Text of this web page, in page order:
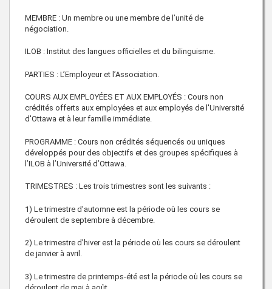
MEMBRE : Un membre ou une membre de l’unité de
négociation.
ILOB : Institut des langues officielles et du bilinguisme.
PARTIES : L’Employeur et l’Association.
COURS AUX EMPLOYÉES ET AUX EMPLOYÉS : Cours non
crédités offerts aux employées et aux employés de l'Université
d'Ottawa et à leur famille immédiate.
PROGRAMME : Cours non crédités séquencés ou uniques
développés pour des objectifs et des groupes spécifiques à
l’ILOB à l’Université d’Ottawa.
TRIMESTRES : Les trois trimestres sont les suivants :
1) Le trimestre d’automne est la période où les cours se
déroulent de septembre à décembre.
2) Le trimestre d’hiver est la période où les cours se déroulent
de janvier à avril.
3) Le trimestre de printemps-été est la période où les cours se
déroulent de mai à août.